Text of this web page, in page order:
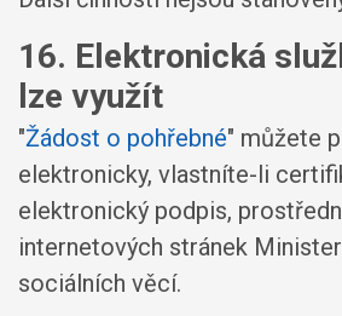
16. Elektronická
lze využít
"Žádost o pohřebné" můžete
elektronicky, vlastníte-li
elektronický podpis,
internetových stránek
sociálních věcí.